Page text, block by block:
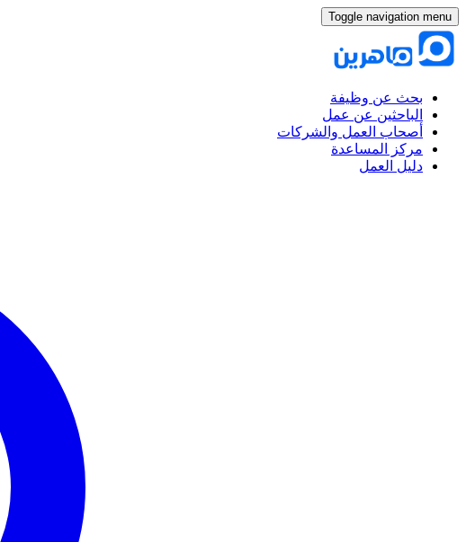
Toggle navigation menu
بحث عن وظيفة
الباحثين عن عمل
أصحاب العمل والشركات
مركز المساعدة
دليل العمل